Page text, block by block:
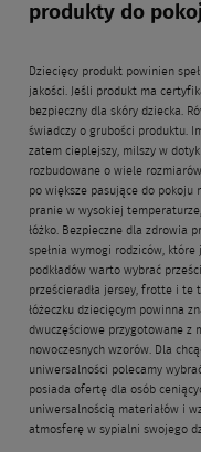
produkty do
Dziecięcy produkt powinien
jakości. Jeśli produkt ma
bezpieczny dla skóry dziecka.
świadczy o grubości produktu.
zatem cieplejszy, milszy w
rozbudowane o wiele
po większe pasujące do pokoju
pranie w wysokiej
łóżko. Bezpieczne dla zdrowia
spełnia wymogi rodziców,
podkładów warto wybrać
prześcieradła jersey, frotte i te
łóżeczku dziecięcym powinna
dwuczęściowe przygotowane z
nowoczesnych wzorów. Dla
uniwersalności polecamy
posiada ofertę dla osób
uniwersalnością materiałów i
atmosferę w sypialni swojego